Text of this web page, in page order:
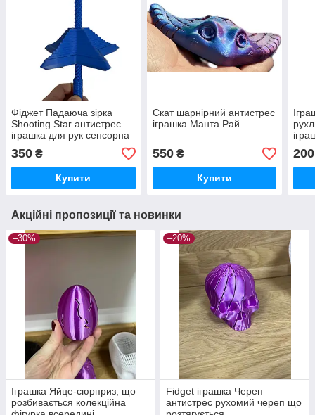
Фіджет Падаюча зірка
Shooting Star антистрес
іграшка для рук сенсорна
подарунок дітям і
дорослим
350 ₴
Купити
Скат шарнірний антистрес
іграшка Манта Рай
550₴
Купити
200
Акційні пропозиції та новинки
–30%
Іграшка Яйце-сюрприз, що
розбивається колекційна
–20%
Fidget іграшка Череп
антистрес рухомий череп що